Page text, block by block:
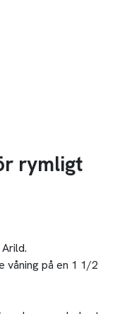
rymligt
våning på en 1 1/2